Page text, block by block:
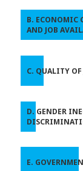
B. ECONOMIC
AND JOB
C. QUALITY OF
D. GENDER
E.